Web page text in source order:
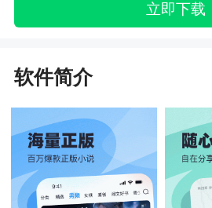
立即下载
软件简介